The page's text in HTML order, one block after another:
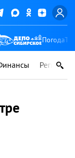
Погода
Регионы